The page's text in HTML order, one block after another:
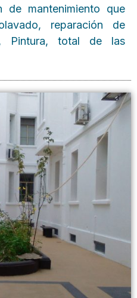
de mantenimiento que
reparación de
Pintura, total de las